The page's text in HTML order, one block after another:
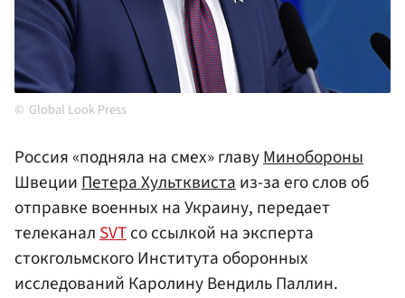
Global Look Press
Россия «подняла на смех» главуМинобороны
ШвецииПетера Хультквистаиз-за его слов об
отправке военных на Украину, передает
телеканалSVTсо ссылкой на эксперта
стокгольмского Института оборонных
исследований Каролину Вендиль Паллин.